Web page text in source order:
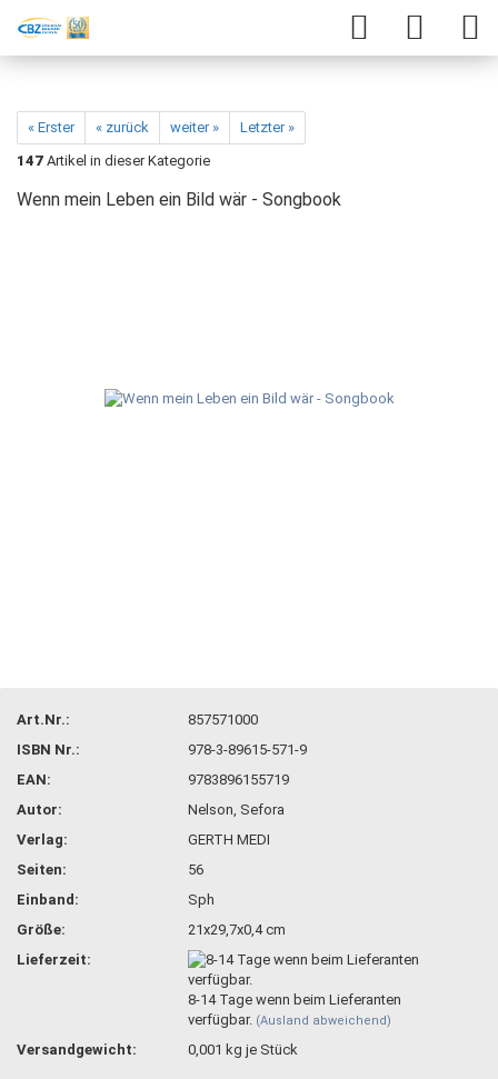
« Erster « zurück weiter »
Letzter »
147 Artikel in dieser Kategorie
Wenn mein Leben ein Bild wär - Songbook
Art.Nr.:
857571000
ISBN Nr.:
978-3-89615-571-9
EAN:
9783896155719
Autor:
Nelson, Sefora
Verlag:
GERTH MEDI
Seiten:
56
Einband:
Sph
Größe:
21x29,7x0,4 cm
Lieferzeit:
8-14 Tage wenn beim Lieferanten
verfügbar. (Ausland abweichend)
Versandgewicht: 0,001 kg je Stück